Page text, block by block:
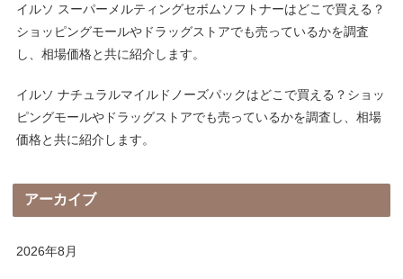
イルソ スーパーメルティングセボムソフトナーはどこで買える？
ショッピングモールやドラッグストアでも売っているかを調査
し、相場価格と共に紹介します。
イルソ ナチュラルマイルドノーズパックはどこで買える？ショッ
ピングモールやドラッグストアでも売っているかを調査し、相場
価格と共に紹介します。
アーカイブ
2026年8月